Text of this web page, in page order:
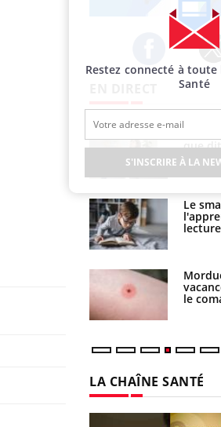
Facebook
que
Le
le
LA CHAÎNE SANTÉ
Restez connecté à toute
Santé
S'INSCRIRE À LA